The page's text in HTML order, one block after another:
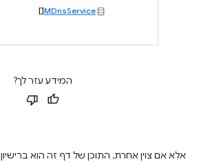
MDnsService
[]
המידע עזר לך?
אלא אם צוין אחרת, התוכן של דף זה הוא ברישיון